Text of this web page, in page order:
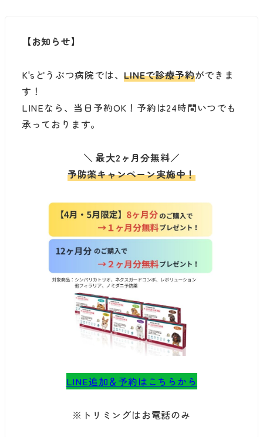
【お知らせ】
K'sどうぶつ病院では、LINEで診療予約ができま
す！
LINEなら、当日予約OK！予約は24時間いつでも
承っております。
＼最大2ヶ月分無料／
予防薬キャンペーン実施中！
LINE追加＆予約はこちらから
※トリミングはお電話のみ